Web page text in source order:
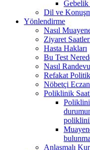
Gebelik
Dil ve
Yönlendirme
Nasıl
Ziyaret
Hasta Hakları
Bu Test
Nasıl
Refakat
Nöbetçi
Poliklinik
Anlaşmalı